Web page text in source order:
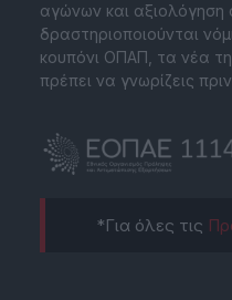
αγώνων και αξιολόγηση
δραστηριοποιούνται
κουπόνι ΟΠΑΠ, τα νέα
πρέπει να γνωρίζεις
*Για όλες τις